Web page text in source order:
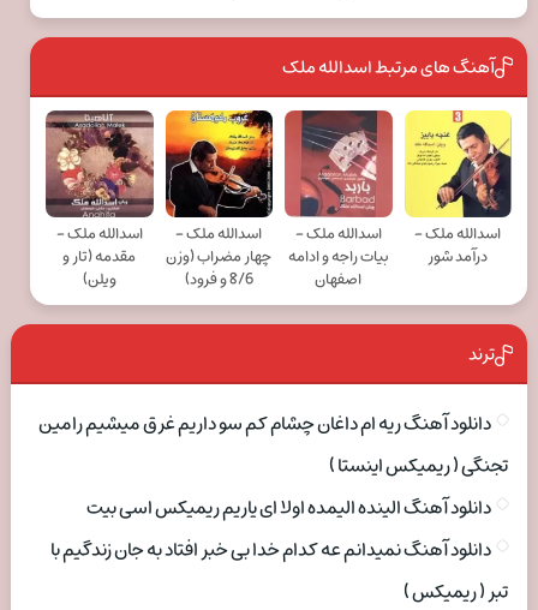
آهنگ های مرتبط اسدالله ملک
اسدالله ملک -
درآمد شور
اسدالله ملک -
بیات راجه و ادامه
اصفهان
اسدالله ملک -
چهار مضراب (وزن
8/6 و فرود)
اسدالله ملک -
مقدمه (تار و
ویلن)
ترند
دانلود آهنگ ریه ام داغان چشام کم سو داریم غرق میشیم رامین
تجنگی ( ریمیکس اینستا )
دانلود آهنگ الینده الیمده اولا ای یاریم ریمیکس اسی بیت
دانلود آهنگ نمیدانم عه کدام خدا بی خبر افتاد به جان زندگیم با
تبر ( ریمیکس )